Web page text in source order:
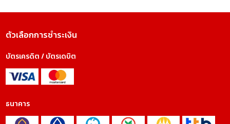
ตัวเลือกการชำระเงิน
บัตรเครดิต / บัตรเดบิต
ธนาคาร